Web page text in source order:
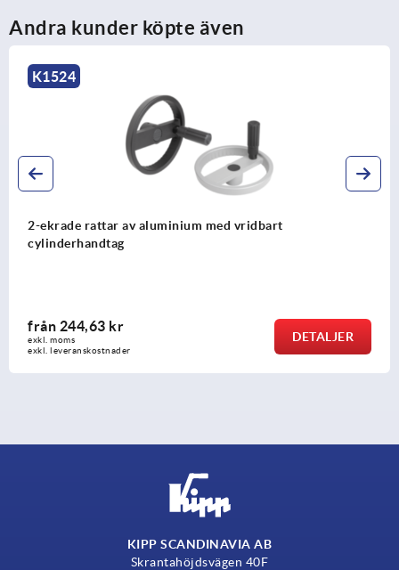
Andra kunder köpte även
vridbart 2-ekrade rattar av
107,65 kr
exkl. leveranskostnader
KIPP SCANDINAVIA AB
Skrantahöjdsvägen 40F